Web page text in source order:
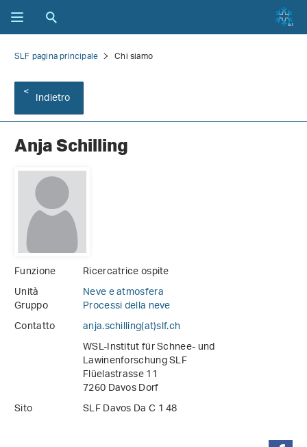
SLF pagina principale Chi siamo
Indietro
Anja Schilling
Funzione
Ricercatrice ospite
Unità
Neve e atmosfera
Gruppo
Processi della neve
Contatto
anja.schilling(at)slf.ch
WSL-Institut für Schnee- und
Lawinenforschung SLF
Flüelastrasse 11
7260 Davos Dorf
Sito
SLF Davos Da C 1 48